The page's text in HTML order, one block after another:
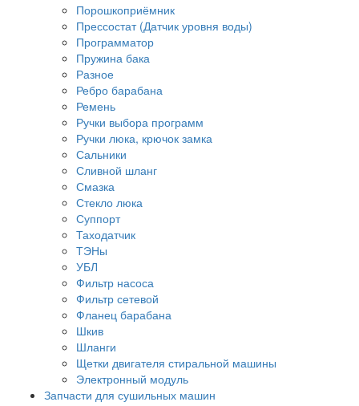
Порошкоприёмник
Прессостат (Датчик уровня воды)
Программатор
Пружина бака
Разное
Ребро барабана
Ремень
Ручки выбора программ
Ручки люка, крючок замка
Сальники
Сливной шланг
Смазка
Стекло люка
Суппорт
Таходатчик
ТЭНы
УБЛ
Фильтр насоса
Фильтр сетевой
Фланец барабана
Шкив
Шланги
Щетки двигателя стиральной машины
Электронный модуль
Запчасти для сушильных машин